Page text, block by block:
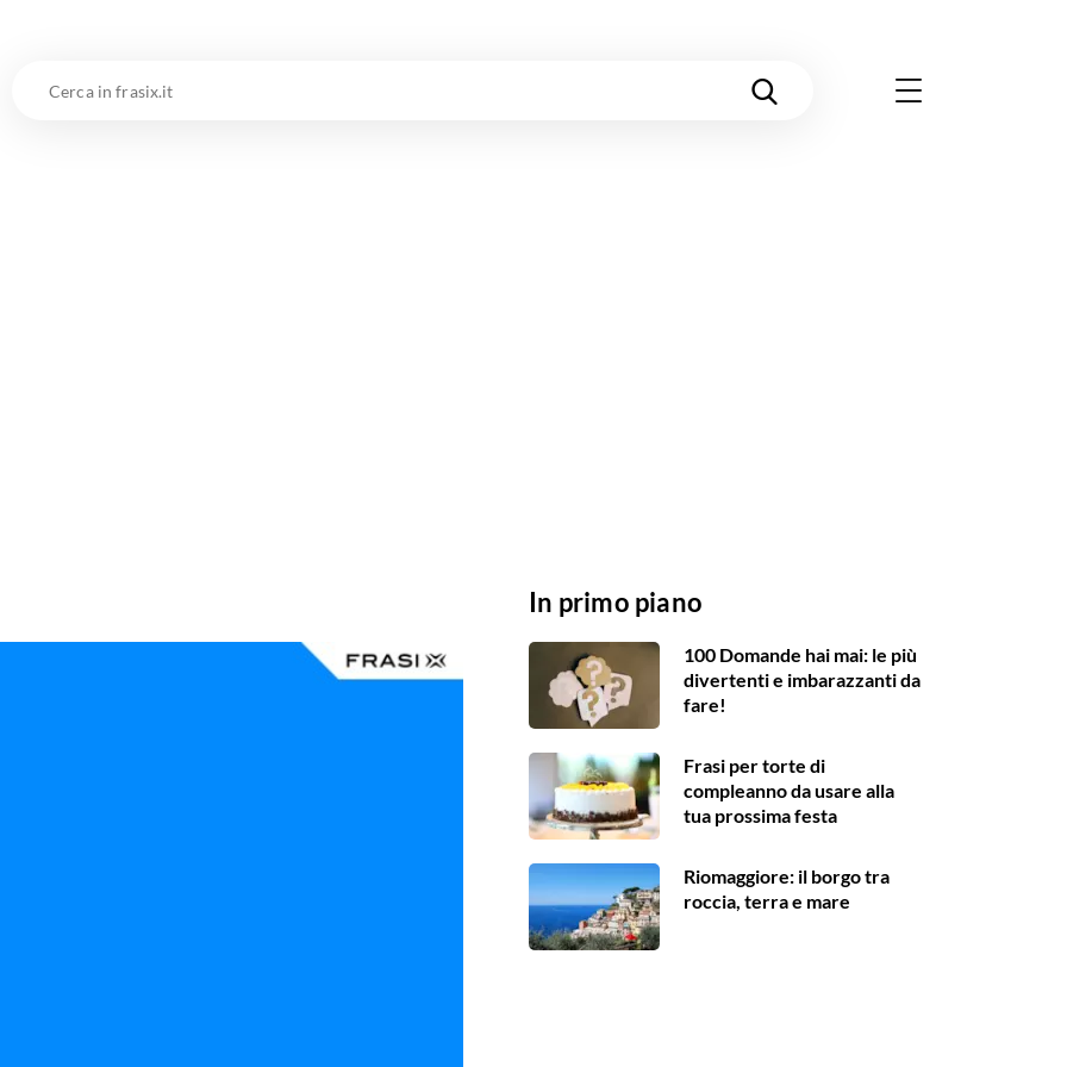
In primo piano
100 Domande hai mai: le più
divertenti e imbarazzanti da
fare!
Frasi per torte di
compleanno da usare alla
tua prossima festa
Riomaggiore: il borgo tra
roccia, terra e mare